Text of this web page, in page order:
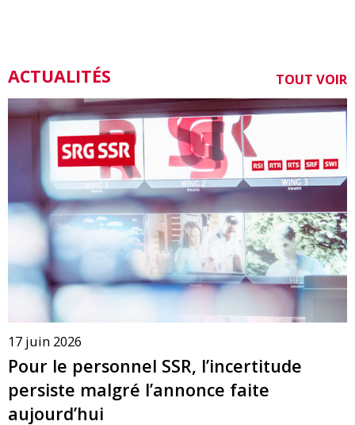
ACTUALITÉS TOUT VOIR
17 juin 2026
Pour le personnel SSR, l’incertitude
persiste malgré l’annonce faite
aujourd’hui